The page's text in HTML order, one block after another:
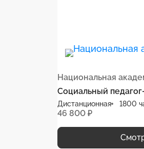
Национальная
Социальный
Дистанционная 1800
46 800 ₽